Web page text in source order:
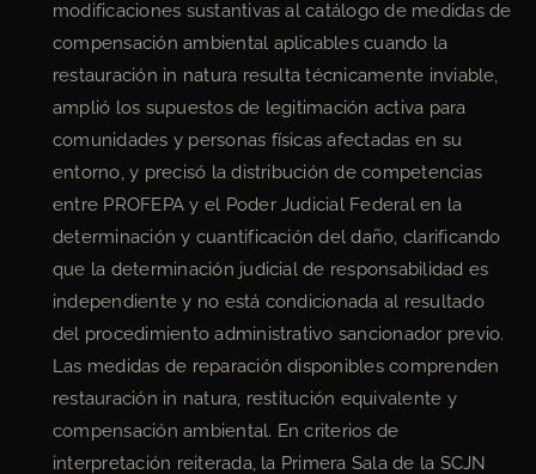
modificaciones sustantivas al catálogo de medidas de
compensación ambiental aplicables cuando la
restauración in natura resulta técnicamente inviable,
amplió los supuestos de legitimación activa para
comunidades y personas físicas afectadas en su
entorno, y precisó la distribución de competencias
entre PROFEPA y el Poder Judicial Federal en la
determinación y cuantificación del daño, clarificando
que la determinación judicial de responsabilidad es
independiente y no está condicionada al resultado
del procedimiento administrativo sancionador previo.
Las medidas de reparación disponibles comprenden
restauración in natura, restitución equivalente y
compensación ambiental. En criterios de
interpretación reiterada, la Primera Sala de la SCJN